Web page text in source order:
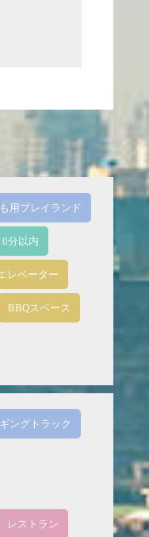
用プレイランド
分以内
レベーター
BBQスペース
ングトラック
レストラン